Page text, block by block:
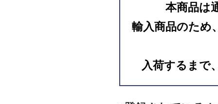
本商品は
輸入商品のため
入荷するまで